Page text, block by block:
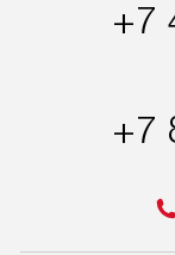
+7
+7